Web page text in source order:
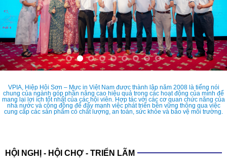
VPIA, Hiệp Hội Sơn – Mực in Việt Nam được thành lập năm 2008 là tiếng nói
chung của ngành góp phần nâng cao hiệu quả trong các hoạt động của mình để
mang lại lợi ích tốt nhất của các hội viên. Hợp tác với các cơ quan chức năng của
nhà nước và cộng đồng để đẩy mạnh việc phát triển bền vững thông qua việc
cung cấp các sản phẩm có chất lượng, an toàn, sức khỏe và bảo vệ môi trường.
HỘI NGHỊ - HỘI CHỢ - TRIỂN LÃM